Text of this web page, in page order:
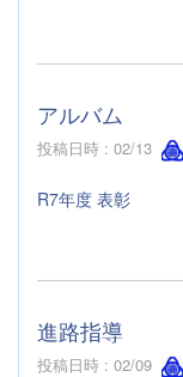
アルバム
投稿日時 : 02/13
R7年度 表彰
進路指導
投稿日時 : 02/09